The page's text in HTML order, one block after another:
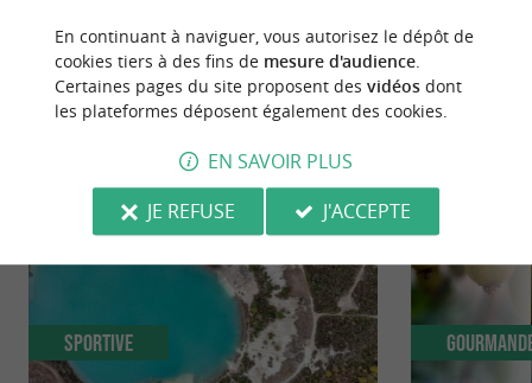
NOUS AVONS TESTÉPOUR VOUS
Sportive
En continuant à naviguer, vous autorisez le dépôt de
cookies tiers à des fins de mesure d'audience.
Certaines pages du site proposent des vidéosdont
les plateformes déposent également des cookies.
EN SAVOIR PLUS
JE REFUSE
J'ACCEPTE